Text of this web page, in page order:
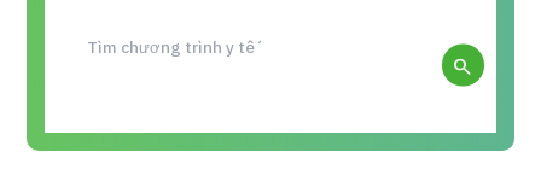
search